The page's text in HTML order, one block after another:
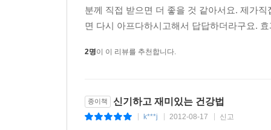
분께 직접 받으면 더 좋을 것 같아서요. 제가
면 다시 아프다하시고해서 답답하더라구요.
2명이 이 리뷰를 추천합니다.
종이책 신기하고 재미있는 건강법
k***j 2012-08-17 신고